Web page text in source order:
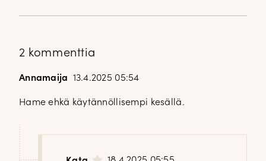
2 kommenttia
Annamaija 13.4.2025 05:54
Hame ehkä käytännöllisempi kesällä.